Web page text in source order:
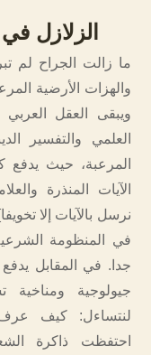
الزلازل
ما زالت الجراح لم
والهزات الأرضية
ويبقى العقل
العلمي والتفسير
المرعبة، حيث يدفع
الآيات المنذرة
نرسل بالآيات إلا
في المنظومة
جدا. في المقابل
جيولوجية
لنتساءل: كيف
احتفظت ذاكرة